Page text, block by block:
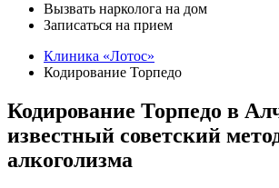
Вызвать нарколога на дом
Записаться на прием
Клиника «Лотос»
Кодирование Торпедо
Кодирование Торпедо в
известный советский
алкоголизма